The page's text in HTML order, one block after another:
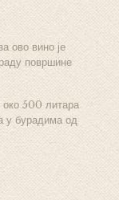
ово вино је
површине
око 500 литара
у бурадима од